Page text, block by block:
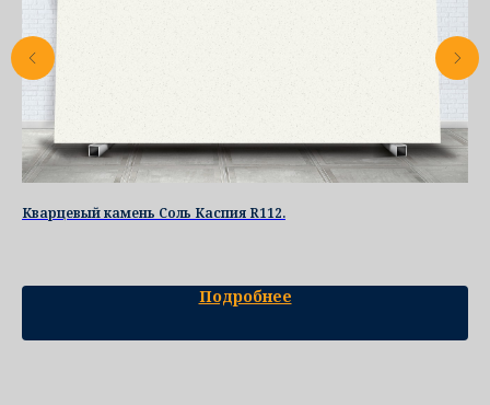
Кварцевый камень Соль Каспия R112.
Подробнее